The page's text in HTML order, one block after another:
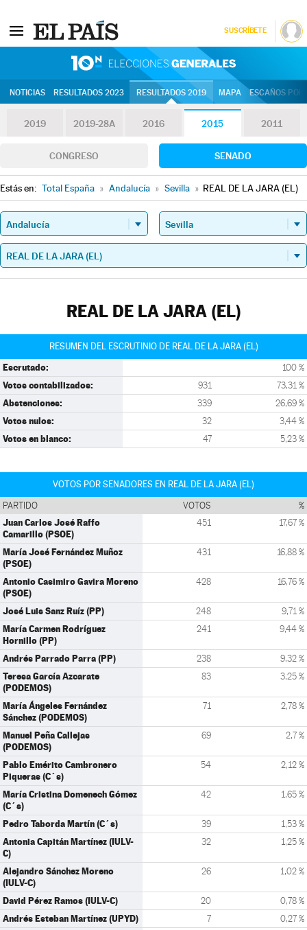
SUSCRÍBETE
NOTICIAS RESULTADOS 2023 RESULTADOS 2019 MAPA ESCAÑOS
2019 2019-28A 2016 2015 2011
CONGRESO SENADO
Estás en: Total España » Andalucía » Sevilla » REAL DE LA JARA (EL)
REAL DE LA JARA (EL)
RESUMEN DEL ESCRUTINIO DE REAL DE LA JARA (EL)
Escrutado: 100 %
Votos contabilizados: 931 73,31 %
Abstenciones: 339 26,69 %
Votos nulos: 32 3,44 %
Votos en blanco: 47 5,23 %
VOTOS POR SENADORES EN REAL DE LA JARA (EL)
PARTIDO VOTOS %
Juan Carlos José Raffo
Camarillo (PSOE)
451 17,67 %
María José Fernández Muñoz
(PSOE)
431 16,88 %
Antonio Casimiro Gavira Moreno
(PSOE)
428 16,76 %
José Luis Sanz Ruíz (PP) 248 9,71 %
María Carmen Rodríguez
Hornillo (PP)
241 9,44 %
Andrés Parrado Parra (PP) 238 9,32 %
Teresa García Azcarate
(PODEMOS)
83 3,25 %
María Ángeles Fernández
Sánchez (PODEMOS)
71 2,78 %
Manuel Peña Callejas
(PODEMOS)
69 2,7 %
Pablo Emérito Cambronero
Piqueras (C´s)
54 2,12 %
María Cristina Domenech Gómez
(C´s)
42 1,65 %
Pedro Taborda Martín (C´s) 39 1,53 %
Antonia Capitán Martínez (IULV-
C)
32 1,25 %
Alejandro Sánchez Moreno
(IULV-C)
26 1,02 %
David Pérez Ramos (IULV-C) 20 0,78 %
Andrés Esteban Martínez (UPYD) 7 0,27 %